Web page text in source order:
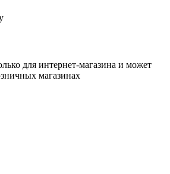
для интернет-магазина и может
магазинах